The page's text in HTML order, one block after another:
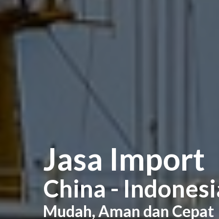
Jasa Import
China -
Mudah, Aman dan Cepat